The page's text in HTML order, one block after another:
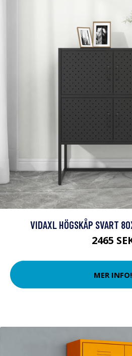
VIDAXL HÖGSKÅP SVART
2465
MER INFO!